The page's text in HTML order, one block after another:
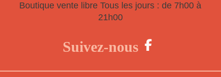
Boutique vente libre Tous les jours : de 7h00 à
21h00
Suivez-nous